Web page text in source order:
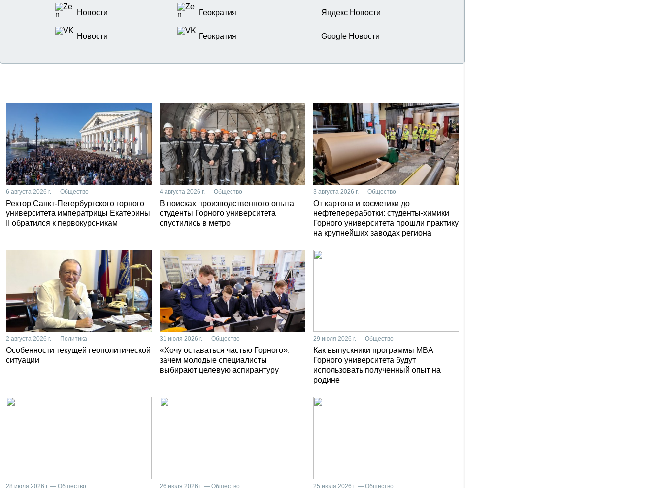
Новости Геократия Яндекс Новости
Новости Геократия Google Новости
6 августа 2026 г. — Общество
Ректор Санкт-Петербургского горного
университета императрицы Екатерины
II обратился к первокурсникам
4 августа 2026 г. — Общество
В поисках производственного опыта
студенты Горного университета
спустились в метро
3 августа 2026 г. — Общество
От картона и косметики до
нефтепереработки: студенты-химики
Горного университета прошли практику
на крупнейших заводах региона
2 августа 2026 г. — Политика
Особенности текущей геополитической
ситуации
31 июля 2026 г. — Общество
«Хочу оставаться частью Горного»:
зачем молодые специалисты
выбирают целевую аспирантуру
29 июля 2026 г. — Общество
Как выпускники программы MBA
Горного университета будут
использовать полученный опыт на
родине
28 июля 2026 г. — Общество 26 июля 2026 г. — Общество 25 июля 2026 г. — Общество